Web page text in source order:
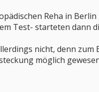
Reha in Berlin
Test- starteten dann
nicht, denn
möglich